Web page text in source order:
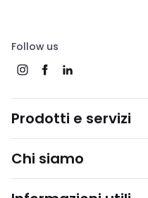
Follow us
Prodotti e servizi
Chi siamo